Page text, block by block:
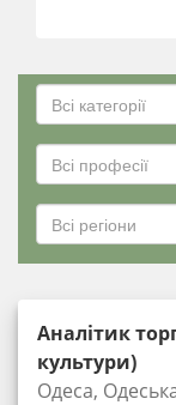
Всі категорії
Всі професії
Всі регіони
Аналітик
культури)
Одеса,